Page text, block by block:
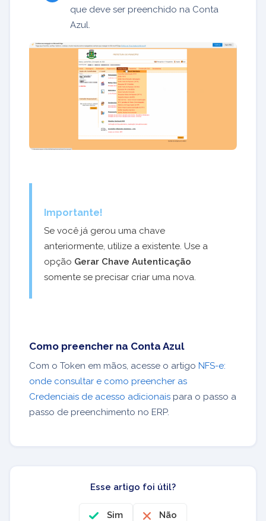
que deve ser preenchido na Conta
Azul.
Importante!
Se você já gerou uma chave
anteriormente, utilize a existente. Use a
opção Gerar Chave Autenticação
somente se precisar criar uma nova.
Como preencher na Conta Azul
Com o Token em mãos, acesse o artigo NFS-e:
onde consultar e como preencher as
Credenciais de acesso adicionais para o passo a
passo de preenchimento no ERP.
Esse artigo foi útil?
Sim Não